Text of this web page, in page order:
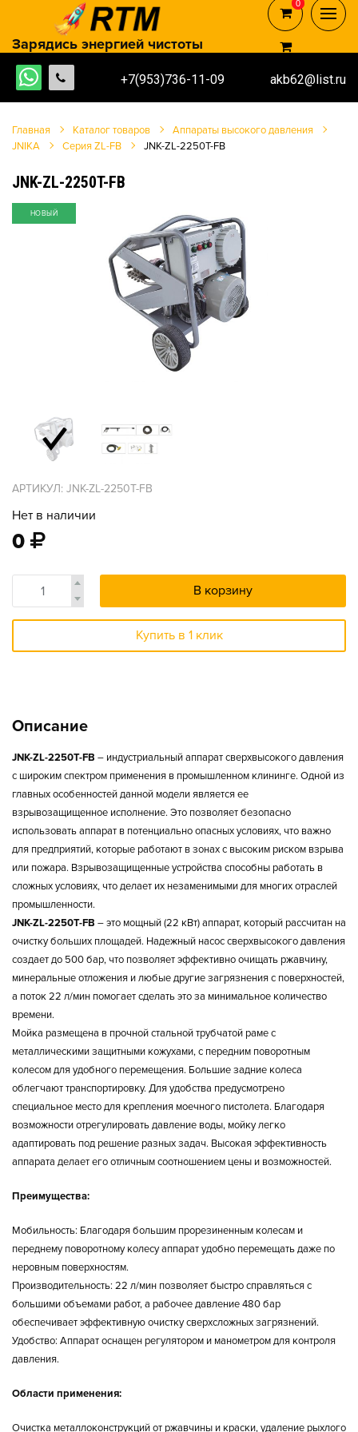
+7(953)736-11-09 akb62@list.ru
Зарядись энергией чистоты
0
0
Главная Каталог товаров
Аппараты высокого давления
JNIKA
Серия ZL-FB JNK-ZL-2250T-FB
JNK-ZL-2250T-FB
НОВЫЙ
АРТИКУЛ: JNK-ZL-2250T-FB
Нет в наличии
0
В корзину
Купить в 1 клик
Описание
JNK-ZL-2250T-FB – индустриальный аппарат сверхвысокого давления
с широким спектром применения в промышленном клининге. Одной из
главных особенностей данной модели является ее
взрывозащищенное исполнение. Это позволяет безопасно
использовать аппарат в потенциально опасных условиях, что важно
для предприятий, которые работают в зонах с высоким риском взрыва
или пожара. Взрывозащищенные устройства способны работать в
сложных условиях, что делает их незаменимыми для многих отраслей
промышленности.
JNK-ZL-2250T-FB – это мощный (22 кВт) аппарат, который рассчитан на
очистку больших площадей. Надежный насос сверхвысокого давления
создает до 500 бар, что позволяет эффективно очищать ржавчину,
минеральные отложения и любые другие загрязнения с поверхностей,
а поток 22 л/мин помогает сделать это за минимальное количество
времени.
Мойка размещена в прочной стальной трубчатой раме с
металлическими защитными кожухами, с передним поворотным
колесом для удобного перемещения. Большие задние колеса
облегчают транспортировку. Для удобства предусмотрено
специальное место для крепления моечного пистолета. Благодаря
возможности отрегулировать давление воды, мойку легко
адаптировать под решение разных задач. Высокая эффективность
аппарата делает его отличным соотношением цены и возможностей.
Преимущества:
Мобильность: Благодаря большим прорезиненным колесам и
переднему поворотному колесу аппарат удобно перемещать даже по
неровным поверхностям.
Производительность: 22 л/мин позволяет быстро справляться с
большими объемами работ, а рабочее давление 480 бар
обеспечивает эффективную очистку сверхсложных загрязнений.
Удобство: Аппарат оснащен регулятором и манометром для контроля
давления.
Области применения:
Очистка металлоконструкций от ржавчины и краски, удаление рыхлого